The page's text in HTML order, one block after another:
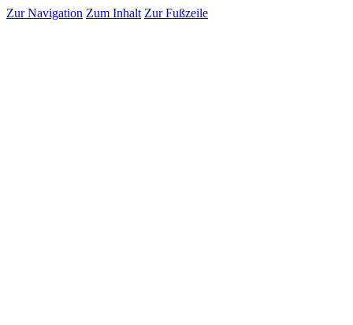
Zur Navigation Zum Inhalt Zur Fußzeile